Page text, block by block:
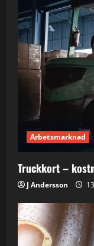
Arbetsmarknad
Truckkort –
J Andersson